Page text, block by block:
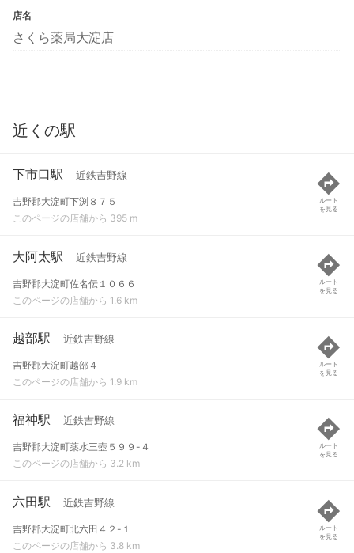
店名
さくら薬局大淀店
近くの駅
下市口駅 近鉄吉野線
吉野郡大淀町下渕８７５
このページの店舗から 395 m
ルート
を見る
大阿太駅 近鉄吉野線
吉野郡大淀町佐名伝１０６６
このページの店舗から 1.6 km
ルート
を見る
越部駅 近鉄吉野線
吉野郡大淀町越部４
このページの店舗から 1.9 km
ルート
を見る
福神駅 近鉄吉野線
吉野郡大淀町薬水三壺５９９-４
このページの店舗から 3.2 km
ルート
を見る
六田駅 近鉄吉野線
吉野郡大淀町北六田４２-１
このページの店舗から 3.8 km
ルート
を見る